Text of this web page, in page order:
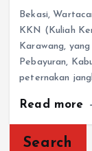
Bekasi,
KKN (Kuliah
Karawang,
Pebayuran,
peternakan
Read more
Search